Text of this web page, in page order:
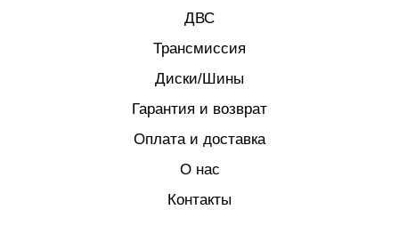
ДВС
Трансмиссия
Диски/Шины
Гарантия и возврат
Оплата и доставка
О нас
Контакты